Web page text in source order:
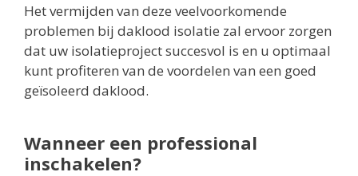
Het vermijden van deze veelvoorkomende
problemen bij daklood isolatie zal ervoor zorgen
dat uw isolatieproject succesvol is en u optimaal
kunt profiteren van de voordelen van een goed
geïsoleerd daklood.
Wanneer een professional
inschakelen?